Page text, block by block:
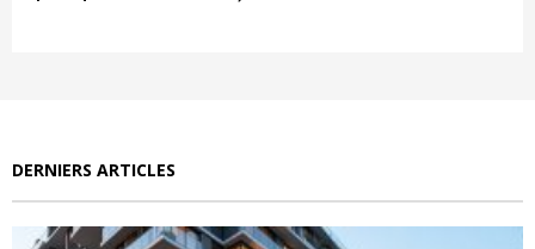
DERNIERS ARTICLES